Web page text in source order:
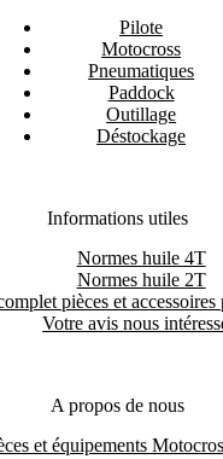
Pilote
Motocross
Pneumatiques
Paddock
Outillage
Déstockage
Informations utiles
Normes huile 4T
Normes huile 2T
pièces et
Votre avis nous
A propos de nous
et équipements